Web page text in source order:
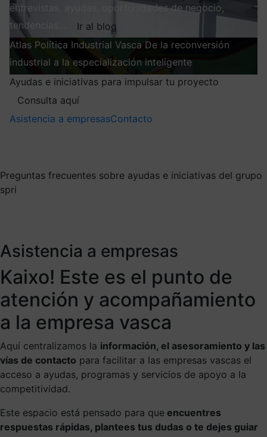
entrevistas, ayudas, oportunidades de negocio,
tendencias…
Ir al blog
Atlas Política Industrial Vasca De la reconversión
industrial a la especialización inteligente
Ayudas e iniciativas para impulsar tu proyecto
Consulta aquí
Asistencia a empresasContacto
Preguntas frecuentes sobre ayudas e iniciativas del grupo
spri
Asistencia a empresas
Kaixo! Este es el punto de
atención y acompañamiento
a la empresa vasca
Aquí centralizamos la información, el asesoramiento y las
vías de contacto para facilitar a las empresas vascas el
acceso a ayudas, programas y servicios de apoyo a la
competitividad.
Este espacio está pensado para que encuentres
respuestas rápidas, plantees tus dudas o te dejes guiar